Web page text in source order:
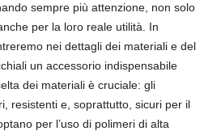
sempre più attenzione, non solo
per la loro reale utilità. In
nei dettagli dei materiali e del
un accessorio indispensabile
dei materiali è cruciale: gli
resistenti e, soprattutto, sicuri per il
per l’uso di polimeri di alta